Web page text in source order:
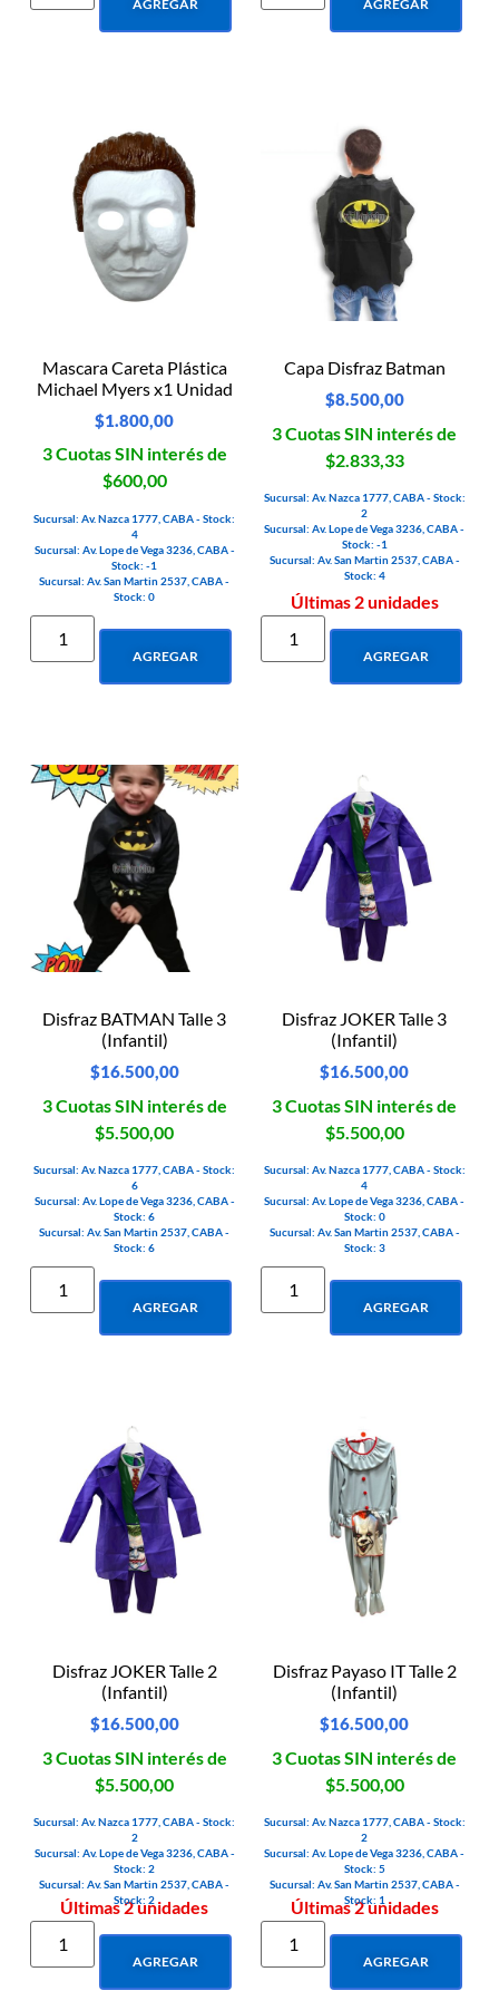
AGREGAR AGREGAR
Mascara Careta Plástica
Michael Myers x1 Unidad
$1.800,00
3 Cuotas SIN interés de
$600,00
Sucursal: Av. Nazca 1777, CABA - Stock:
4
Sucursal: Av. Lope de Vega 3236, CABA -
Stock: -1
Sucursal: Av. San Martin 2537, CABA -
Stock: 0
AGREGAR
Capa Disfraz Batman
$8.500,00
3 Cuotas SIN interés de
$2.833,33
Sucursal: Av. Nazca 1777, CABA - Stock:
2
Sucursal: Av. Lope de Vega 3236, CABA -
Stock: -1
Sucursal: Av. San Martin 2537, CABA -
Stock: 4
Últimas 2 unidades
AGREGAR
Disfraz BATMAN Talle 3
(Infantil)
$16.500,00
3 Cuotas SIN interés de
$5.500,00
Sucursal: Av. Nazca 1777, CABA - Stock:
6
Sucursal: Av. Lope de Vega 3236, CABA -
Stock: 6
Sucursal: Av. San Martin 2537, CABA -
Stock: 6
AGREGAR
Disfraz JOKER Talle 3
(Infantil)
$16.500,00
3 Cuotas SIN interés de
$5.500,00
Sucursal: Av. Nazca 1777, CABA - Stock:
4
Sucursal: Av. Lope de Vega 3236, CABA -
Stock: 0
Sucursal: Av. San Martin 2537, CABA -
Stock: 3
AGREGAR
Disfraz JOKER Talle 2
(Infantil)
$16.500,00
3 Cuotas SIN interés de
$5.500,00
Sucursal: Av. Nazca 1777, CABA - Stock:
2
Sucursal: Av. Lope de Vega 3236, CABA -
Stock: 2
Sucursal: Av. San Martin 2537, CABA -
Stock: 2
Últimas 2 unidades
AGREGAR
Disfraz Payaso IT Talle 2
(Infantil)
$16.500,00
3 Cuotas SIN interés de
$5.500,00
Sucursal: Av. Nazca 1777, CABA - Stock:
2
Sucursal: Av. Lope de Vega 3236, CABA -
Stock: 5
Sucursal: Av. San Martin 2537, CABA -
Stock: 1
Últimas 2 unidades
AGREGAR